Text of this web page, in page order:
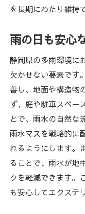
次世代に受
富士山を
海辺の風
山間の静
地域の伝
自然素材
地元植物
エクステリア
住まいの
家族全員
を長期にわたり維持
雨の日も安心
静岡県の多雨環境に
欠かせない要素です
善し、地面や構造物
ず、庭や駐車スペー
とで、雨水の自然な
雨水マスを戦略的に
れるようにします。
ることで、雨水が地
クを軽減できます。
も安心してエクステ